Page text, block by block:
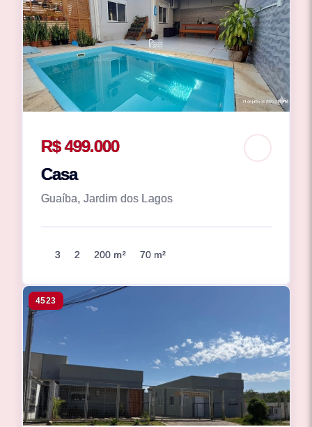
R$ 499.000
Casa
Guaíba, Jardim dos Lagos
3 2 200 m² 70 m²
4523